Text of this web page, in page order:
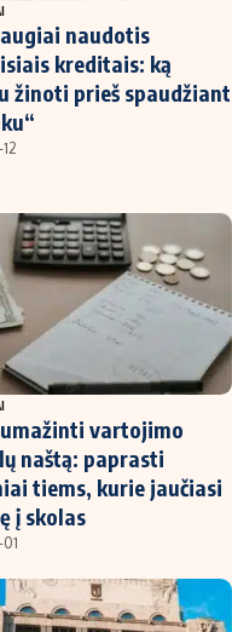
naudotis
kreditais: ką
žinoti prieš spaudžiant
vartojimo
naštą: paprasti
tiems, kurie jaučiasi
į skolas